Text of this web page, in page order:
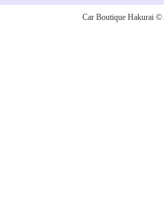
Car Boutique Hakurai ©